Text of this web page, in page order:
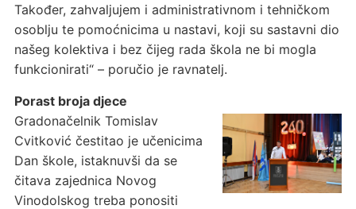
Također, zahvaljujem i administrativnom i tehničkom
osoblju te pomoćnicima u nastavi, koji su sastavni dio
našeg kolektiva i bez čijeg rada škola ne bi mogla
funkcionirati“ – poručio je ravnatelj.
Porast broja djece
Gradonačelnik Tomislav
Cvitković čestitao je učenicima
Dan škole, istaknuvši da se
čitava zajednica Novog
Vinodolskog treba ponositi